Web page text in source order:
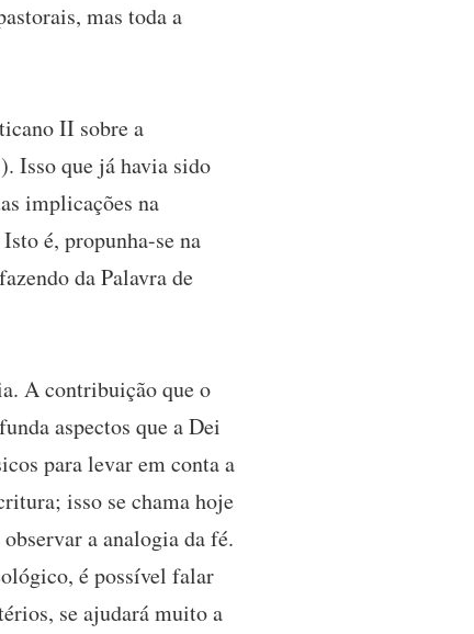
mas toda a
II sobre a
Isso que já havia sido
implicações na
é, propunha-se na
da Palavra de
A contribuição que o
aspectos que a Dei
para levar em conta a
isso se chama hoje
a analogia da fé.
é possível falar
se ajudará muito a